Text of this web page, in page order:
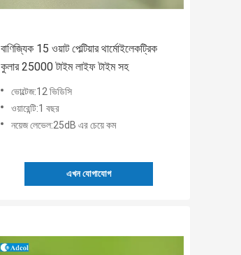
বাণিজ্যিক 15 ওয়াট পেল্টিয়ার থার্মোইলেকট্রিক
কুলার 25000 টাইম লাইফ টাইম সহ
ভোল্টেজ:12 ভিডিসি
ওয়ারেন্টি:1 বছর
নয়েজ লেভেল:25dB এর চেয়ে কম
এখন যোগাযোগ